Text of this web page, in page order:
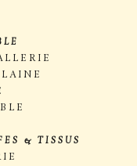
& TISSUS